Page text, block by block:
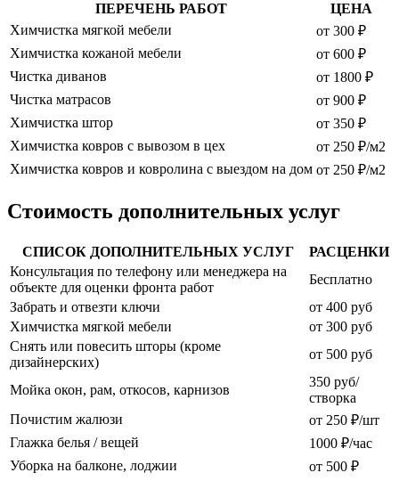
ПЕРЕЧЕНЬ РАБОТ
ЦЕНА
Химчистка мягкой мебели
от 300 ₽
Химчистка кожаной мебели
от 600 ₽
Чистка диванов
от 1800 ₽
Чистка матрасов
от 900 ₽
Химчистка штор
от 350 ₽
Химчистка ковров с вывозом в цех
от 250 ₽/м2
Химчистка ковров и ковролина с выездом на дом от 250 ₽/м2
Стоимость дополнительных услуг
СПИСОК ДОПОЛНИТЕЛЬНЫХ УСЛУГ
РАСЦЕНКИ
Консультация по телефону или менеджера на
объекте для оценки фронта работ
Бесплатно
Забрать и отвезти ключи
от 400 руб
Химчистка мягкой мебели
от 300 руб
Снять или повесить шторы (кроме
дизайнерских)
от 500 руб
Мойка окон, рам, откосов, карнизов
350 руб/
створка
Почистим жалюзи
от 250 ₽/шт
Глажка белья / вещей
1000 ₽/час
Уборка на балконе, лоджии
от 500 ₽